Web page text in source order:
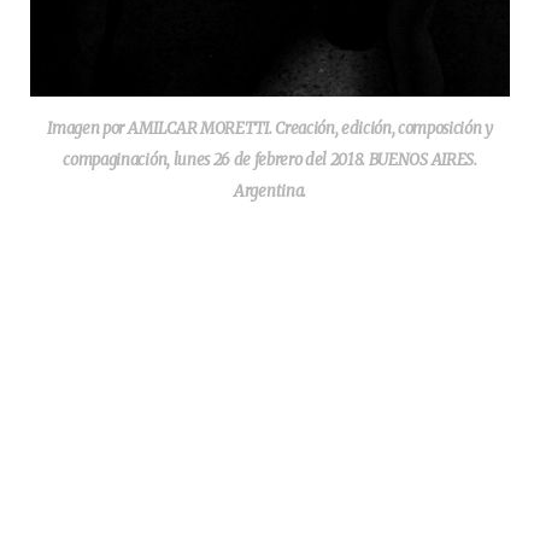
Imagen por AMILCAR MORETTI. Creación, edición, composición y
compaginación, lunes 26 de febrero del 2018. BUENOS AIRES.
Argentina.